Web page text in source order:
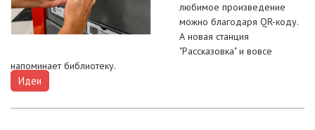
любимое произведение
можно благодаря QR-коду.
А новая станция
"Рассказовка" и вовсе
напоминает библиотеку.
Идеи